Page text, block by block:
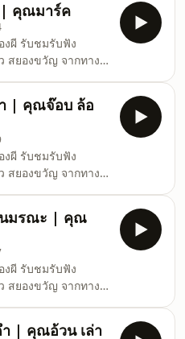
| คุณมาร์ค
งผี รับชมรับฟัง
สยองขวัญ จากทาง
นไปได้ที่ช่อง คืนเผาผี
ผี #ghostnight #ฟัง
| คุณจ๊อบ ล้อ
งผี รับชมรับฟัง
สยองขวัญ จากทาง
นไปได้ที่ช่อง คืนเผาผี
ผี #ghostnight #ฟัง
มรณะ | คุณ
งผี รับชมรับฟัง
สยองขวัญ จากทาง
นไปได้ที่ช่อง คืนเผาผี
| คุณอ้วน เล่า